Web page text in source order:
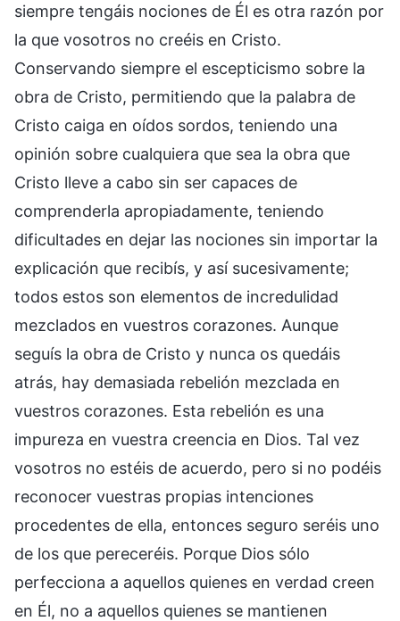
siempre tengáis nociones de Él es otra razón por
la que vosotros no creéis en Cristo.
Conservando siempre el escepticismo sobre la
obra de Cristo, permitiendo que la palabra de
Cristo caiga en oídos sordos, teniendo una
opinión sobre cualquiera que sea la obra que
Cristo lleve a cabo sin ser capaces de
comprenderla apropiadamente, teniendo
dificultades en dejar las nociones sin importar la
explicación que recibís, y así sucesivamente;
todos estos son elementos de incredulidad
mezclados en vuestros corazones. Aunque
seguís la obra de Cristo y nunca os quedáis
atrás, hay demasiada rebelión mezclada en
vuestros corazones. Esta rebelión es una
impureza en vuestra creencia en Dios. Tal vez
vosotros no estéis de acuerdo, pero si no podéis
reconocer vuestras propias intenciones
procedentes de ella, entonces seguro seréis uno
de los que pereceréis. Porque Dios sólo
perfecciona a aquellos quienes en verdad creen
en Él, no a aquellos quienes se mantienen